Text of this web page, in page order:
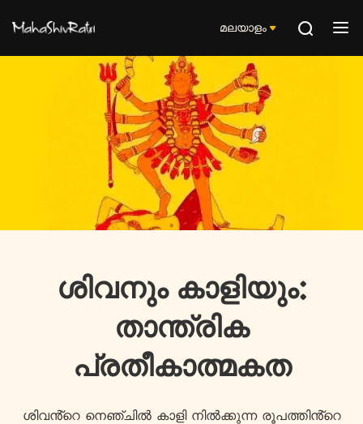
മലയാളം
ശിവനും കാളിയും:
താന്ത്രിക
പ്രതീകാത്മകത
ശിവൻ്റെ നെഞ്ചിൽ കാളി നിൽക്കുന്ന രൂപത്തിൻ്റെ